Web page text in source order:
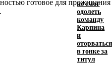
готовое для проживания
инструмент бренда
не смог
одолеть
команду
Карпина
и
оторваться
в гонке за
титул